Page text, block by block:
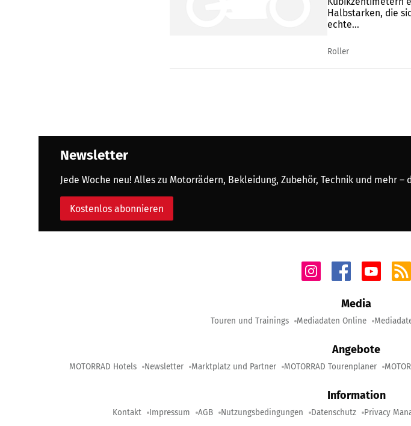
Halbstarken, die
echte...
Roller
Newsletter
Jede Woche neu! Alles zu Motorrädern, Bekleidung, Zubehör, Technik und mehr –
Kostenlos abonnieren
Media
Touren und Trainings Mediadaten Online
Angebote
MOTORRAD Hotels Newsletter Marktplatz und Partner MOTORRAD Tourenplaner
Information
Kontakt Impressum AGB Nutzungsbedingungen Datenschutz Privacy